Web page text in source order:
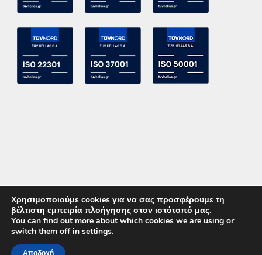
Copyright 2015 ACE Power Electronics - All Right Reserved
Χρησιμοποιούμε cookies για να σας προσφέρουμε τη
βέλτιστη εμπειρία πλοήγησης στον ιστότοπό μας.
You can find out more about which cookies we are using or
switch them off in settings.